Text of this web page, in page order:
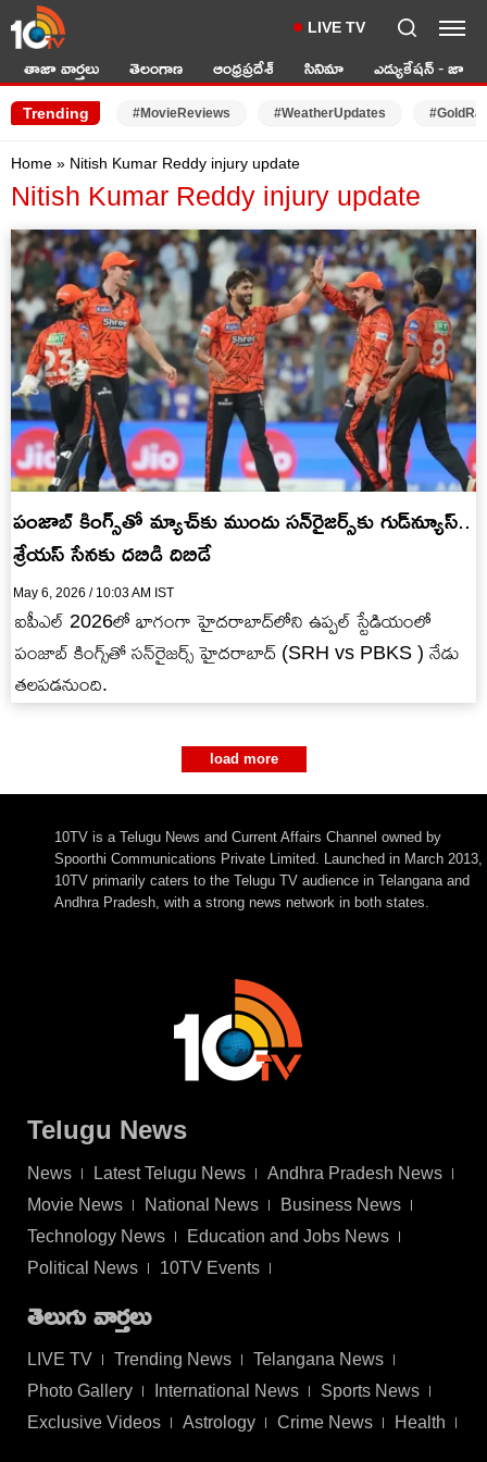
LIVE TV
తాజా వార్తలు తెలంగాణ ఆంధ్రప్రదేశ్ సినిమా ఎడ్యుకేషన్ - జాబ్స్
Trending #MovieReviews #WeatherUpdates
Home » Nitish Kumar Reddy injury update
Nitish Kumar Reddy injury update
పంజాబ్ కింగ్స్‌తో మ్యాచ్‌కు ముందు స‌న్‌రైజ‌ర్స్‌కు గుడ్‌న్యూస్‌..
శ్రేయ‌స్ సేన‌కు దబిడి దిబిడే
May 6, 2026 / 10:03 AM IST
ఐపీఎల్ 2026లో భాగంగా హైద‌రాబాద్‌లోని ఉప్ప‌ల్ స్టేడియంలో
పంజాబ్ కింగ్స్‌తో స‌న్‌రైజ‌ర్స్ హైద‌రాబాద్ (SRH vs PBKS ) నేడు
త‌ల‌ప‌డ‌నుంది.
load more
10TV is a Telugu News and Current Affairs Channel owned by
Spoorthi Communications Private Limited. Launched in March 2013,
10TV primarily caters to the Telugu TV audience in Telangana and
Andhra Pradesh, with a strong news network in both states.
Telugu News
News Latest Telugu News
Andhra Pradesh News
Movie News
National News
Business News
Technology News
Education and Jobs News
Political News
10TV Events
తెలుగు వార్తలు
LIVE TV Trending News
Telangana News
Photo Gallery
International News
Sports News
Exclusive Videos
Astrology Crime News Health